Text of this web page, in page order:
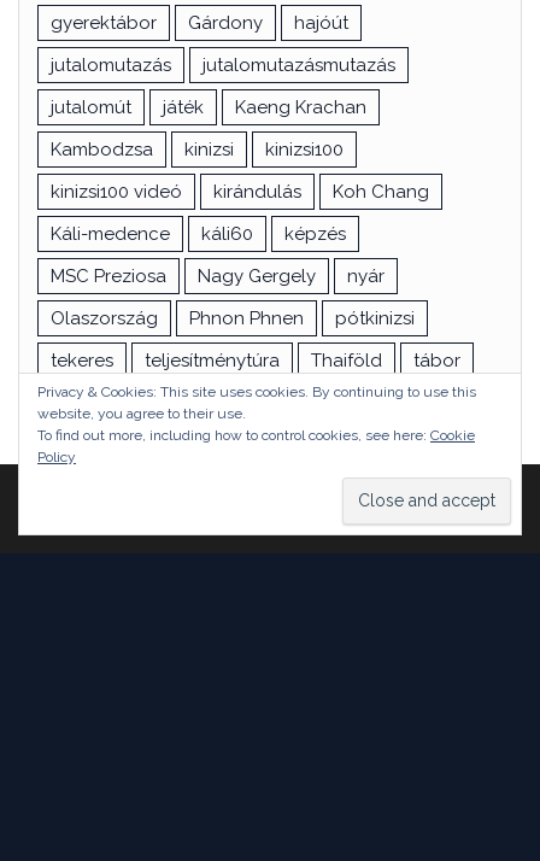
gyerektábor
Gárdony
hajóút
jutalomutazás
jutalomutazásmutazás
jutalomút
játék
Kaeng Krachan
Kambodzsa
kinizsi
kinizsi100
kinizsi100 videó
kirándulás
Koh Chang
Káli-medence
káli60
képzés
MSC Preziosa
Nagy Gergely
nyár
Olaszország
Phnon Phnen
pótkinizsi
tekeres
teljesítménytúra Thaiföld
tábor
túra
utazás vizsga Ázsia
Theme:Head Blog
Privacy & Cookies: This site uses cookies. By continuing to use this
website, you agree to their use.
To find out more, including how to control cookies, see here: Cookie
Policy